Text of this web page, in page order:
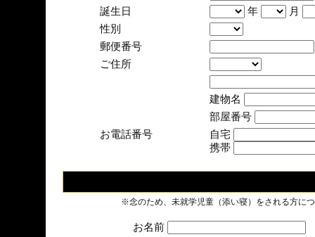
誕生日
年
月
性別
郵便番号
ご住所
建物名
部屋番号
お電話番号
自宅
携帯
※念のため、未就学児童（添い寝）をされる方に
お名前